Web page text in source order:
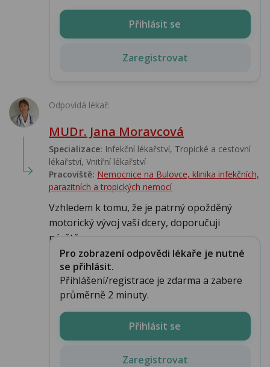
Přihlásit se
Zaregistrovat
Odpovídá lékař:
MUDr. Jana Moravcová
Specializace: Infekční lékařství‎, Tropické a cestovní
lékařství‎, Vnitřní lékařství
Pracoviště: Nemocnice na Bulovce, klinika infekčních,
parazitních a tropických nemocí
Vzhledem k tomu, že je patrný opožděný
motorický vývoj vaší dcery, doporučuji
návštěvu ...
Pro zobrazení odpovědi lékaře je nutné
se přihlásit.
Přihlášení/registrace je zdarma a zabere
průměrně 2 minuty.
Přihlásit se
Zaregistrovat